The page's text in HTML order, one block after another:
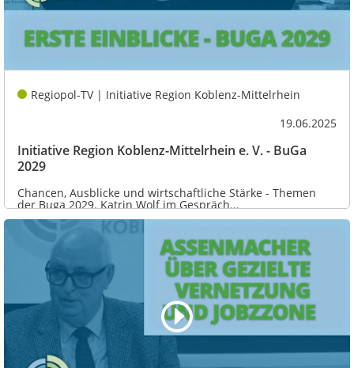
Regiopol-TV | Initiative Region Koblenz-Mittelrhein
19.06.2025
Initiative Region Koblenz-Mittelrhein e. V. - BuGa
2029
Chancen, Ausblicke und wirtschaftliche Stärke - Themen
der Buga 2029. Katrin Wolf im Gespräch...